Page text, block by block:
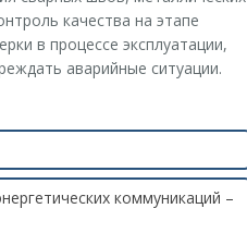
качества на этапе
в процессе эксплуатации,
аварийные ситуации.
коммуникаций –